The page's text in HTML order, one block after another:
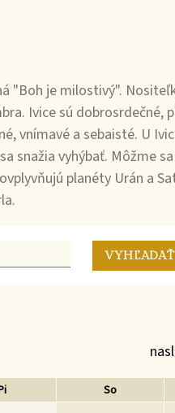
"Boh je milostivý".
Ivice sú dobrosrdečné,
vnímavé a sebaisté. U
snažia vyhýbať. Môžme
planéty Urán a
So